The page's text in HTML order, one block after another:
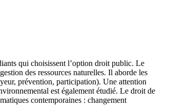
qui choisissent l’option droit public. Le
des ressources naturelles. Il aborde les
prévention, participation). Une attention
est également étudié. Le droit de
contemporaines : changement